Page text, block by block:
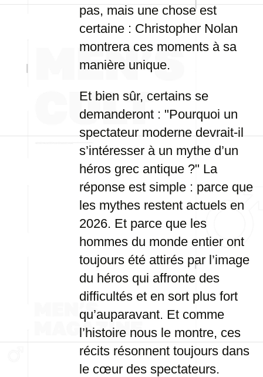
pas, mais une chose est
certaine : Christopher Nolan
montrera ces moments à sa
manière unique.
Et bien sûr, certains se
demanderont : "Pourquoi un
spectateur moderne devrait-il
s’intéresser à un mythe d’un
héros grec antique ?" La
réponse est simple : parce que
les mythes restent actuels en
2026. Et parce que les
hommes du monde entier ont
toujours été attirés par l’image
du héros qui affronte des
difficultés et en sort plus fort
qu’auparavant. Et comme
l’histoire nous le montre, ces
récits résonnent toujours dans
le cœur des spectateurs.